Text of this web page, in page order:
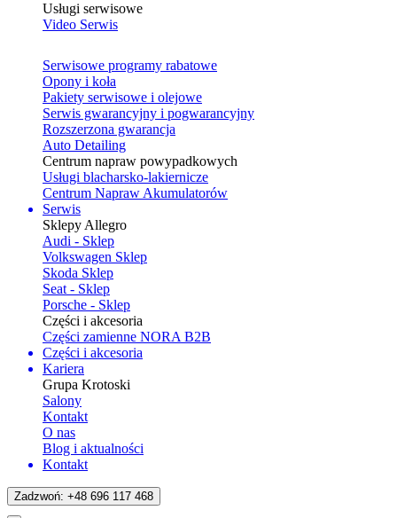
Usługi serwisowe
Video Serwis
Serwisowe programy rabatowe
Opony i koła
Pakiety serwisowe i olejowe
Serwis gwarancyjny i pogwarancyjny
Rozszerzona gwarancja
Auto Detailing
Centrum napraw powypadkowych
Usługi blacharsko-lakiernicze
Centrum Napraw Akumulatorów
Serwis
Sklepy Allegro
Audi - Sklep
Volkswagen Sklep
Skoda Sklep
Seat - Sklep
Porsche - Sklep
Części i akcesoria
Części zamienne NORA B2B
Części i akcesoria
Kariera
Grupa Krotoski
Salony
Kontakt
O nas
Blog i aktualności
Kontakt
Zadzwoń: +48 696 117 468